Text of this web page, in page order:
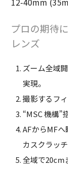
プロの期待
レンズ
ズーム全域
実現。
撮影するフ
“MSC 機構”
AFからMF
カスクラッチ
全域で20cm